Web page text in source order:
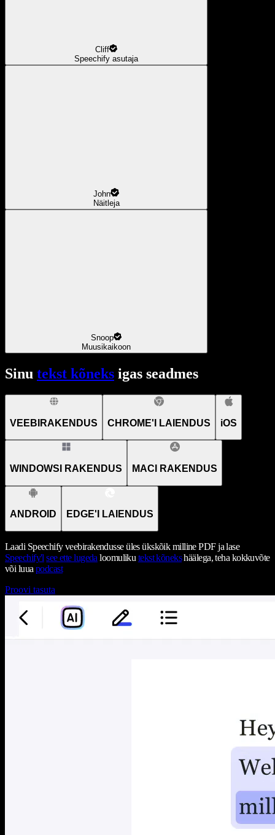
Cliff
Speechify asutaja
John
Näitleja
Snoop
Muusikaikoon
Sinu tekst kõneks igas seadmes
VEEBIRAKENDUS CHROME'I LAIENDUS iOS
WINDOWSI RAKENDUS MACI RAKENDUS
ANDROID EDGE'I LAIENDUS
Laadi Speechify veebirakendusse üles ükskõik milline PDF ja lase
Speechify'l see ette lugeda loomuliku tekst kõnekshäälega, teha kokkuvõte
või luua podcast
Proovi tasuta